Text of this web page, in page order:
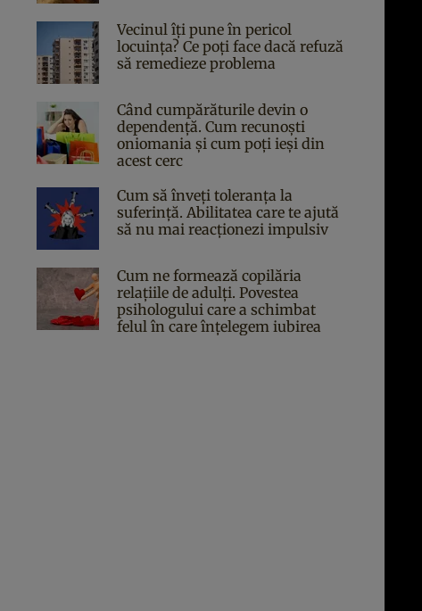
Vecinul îți pune în pericol
locuința? Ce poți face dacă refuză
să remedieze problema
Când cumpărăturile devin o
dependență. Cum recunoști
oniomania și cum poți ieși din
acest cerc
Cum să înveți toleranța la
suferință. Abilitatea care te ajută
să nu mai reacționezi impulsiv
Cum ne formează copilăria
relațiile de adulți. Povestea
psihologului care a schimbat
felul în care înțelegem iubirea